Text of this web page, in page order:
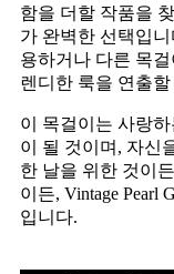
함을 더할 작품을
가 완벽한 선택입
용하거나 다른 목
렌디한 룩을 연출
이 목걸이는 사랑
이 될 것이며, 자신
한 날을 위한 것이
이든, Vintage Pearl
입니다.